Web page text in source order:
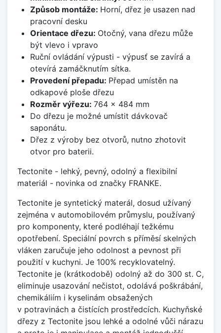
Způsob montáže: Horní, dřez je usazen nad
pracovní desku
Orientace dřezu: Otočný, vana dřezu může
být vlevo i vpravo
Ruční ovládání výpusti - výpusť se zavírá a
otevírá zamáčknutím sítka.
Provedení přepadu: Přepad umístěn na
odkapové ploše dřezu
Rozměr výřezu: 764 x 484 mm
Do dřezu je možné umístit dávkovač
saponátu.
Dřez z výroby bez otvorů, nutno zhotovit
otvor pro baterii.
Tectonite - lehký, pevný, odolný a flexibilní
materiál - novinka od značky FRANKE.
Tectonite je syntetický materál, dosud užívaný
zejména v automobilovém průmyslu, používaný
pro komponenty, které podléhají težkému
opotřebení. Speciální povrch s příměsí skelných
vláken zaručuje jeho odolnost a pevnost při
použití v kuchyni. Je 100% recyklovatelný.
Tectonite je (krátkodobě) odolný až do 300 st. C,
eliminuje usazování nečistot, odolává poškrábání,
chemikáliím i kyselinám obsažených
v potravinách a čistících prostředcích. Kuchyňské
dřezy z Tectonite jsou lehké a odolné vůči nárazu